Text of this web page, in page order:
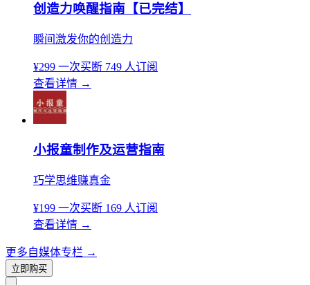
创造力唤醒指南【已完结】
瞬间激发你的创造力
¥299 一次买断 749 人订阅
查看详情 →
小报童制作及运营指南
巧学思维赚真金
¥199 一次买断 169 人订阅
查看详情 →
更多自媒体专栏 →
立即购买